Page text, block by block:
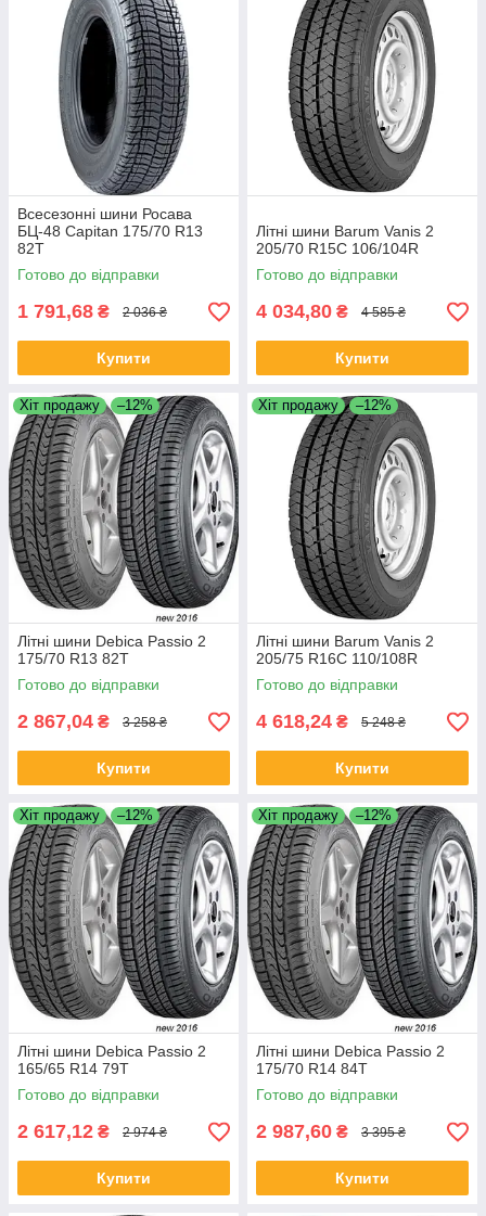
Всесезонні шини Росава
БЦ-48 Capitan 175/70 R13
82T
Готово до відправки
1 791,68 ₴ 2 036 ₴
Купити
Літні шини Barum Vanis 2
205/70 R15C 106/104R
Готово до відправки
4 034,80 ₴ 4 585 ₴
Купити
Хіт продажу –12%
Літні шини Debica Passio 2
175/70 R13 82T
Готово до відправки
2 867,04 ₴ 3 258 ₴
Купити
Хіт продажу –12%
Літні шини Barum Vanis 2
205/75 R16C 110/108R
Готово до відправки
4 618,24 ₴ 5 248 ₴
Купити
Хіт продажу –12%
Літні шини Debica Passio 2
165/65 R14 79T
Готово до відправки
2 617,12 ₴ 2 974 ₴
Купити
Хіт продажу –12%
Літні шини Debica Passio 2
175/70 R14 84T
Готово до відправки
2 987,60 ₴ 3 395 ₴
Купити